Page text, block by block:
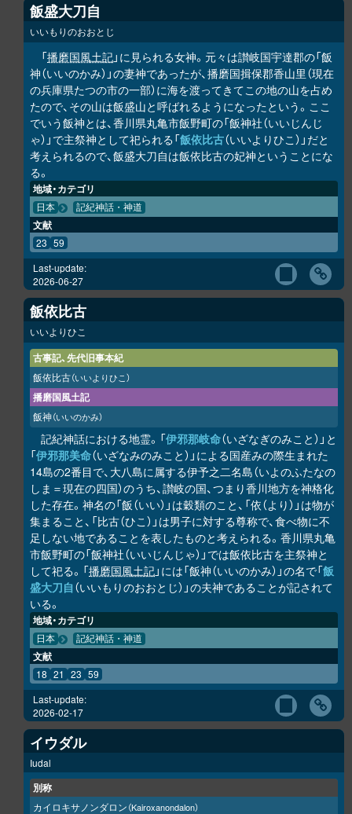
飯盛大刀自
いいもりのおおとじ
「播磨国風土記」に見られる女神。元々は讃岐国宇達郡の「飯
神（いいのかみ）」の妻神であったが、播磨国揖保郡香山里（現在
の兵庫県たつの市の一部）に海を渡ってきてこの地の山を占め
たので、その山は飯盛山と呼ばれるようになったという。ここ
でいう飯神とは、香川県丸亀市飯野町の「飯神社（いいじんじ
ゃ）」で主祭神として祀られる「飯依比古（いいよりひこ）」だと
考えられるので、飯盛大刀自は飯依比古の妃神ということにな
る。
地域・カテゴリ
日本 記紀神話・神道
文献
23 59
Last-update:
2026-06-27
飯依比古
いいよりひこ
古事記、先代旧事本紀
飯依比古（いいよりひこ）
播磨国風土記
飯神（いいのかみ）
記紀神話における地霊。「伊邪那岐命（いざなぎのみこと）」と
「伊邪那美命（いざなみのみこと）」による国産みの際生まれた
14島の2番目で、大八島に属する伊予之二名島（いよのふたなの
しま＝現在の四国）のうち、讃岐の国、つまり香川地方を神格化
した存在。神名の「飯（いい）」は穀類のこと、「依（より）」は物が
集まること、「比古（ひこ）」は男子に対する尊称で、食べ物に不
足しない地であることを表したものと考えられる。香川県丸亀
市飯野町の「飯神社（いいじんじゃ）」では飯依比古を主祭神と
して祀る。「播磨国風土記」には「飯神（いいのかみ）」の名で「飯
盛大刀自（いいもりのおおとじ）」の夫神であることが記されて
いる。
地域・カテゴリ
日本 記紀神話・神道
文献
18 21 23 59
Last-update:
2026-02-17
イウダル
Iudal
別称
カイロキサノンダロン（Kairoxanondalon）